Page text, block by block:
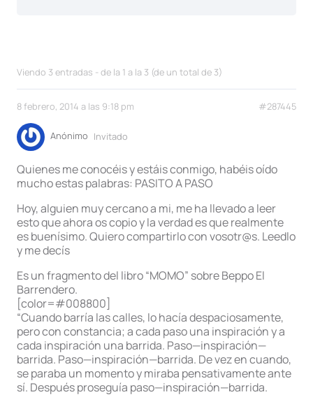
Viendo 3 entradas - de la 1 a la 3 (de un total de 3)
8 febrero, 2014 a las 9:18 pm #287445
Anónimo Invitado
Quienes me conocéis y estáis conmigo, habéis oído
mucho estas palabras: PASITO A PASO
Hoy, alguien muy cercano a mi, me ha llevado a leer
esto que ahora os copio y la verdad es que realmente
es buenísimo. Quiero compartirlo con vosotr@s. Leedlo
y me decís
Es un fragmento del libro “MOMO” sobre Beppo El
Barrendero.
[color=#008800]
“Cuando barría las calles, lo hacía despaciosamente,
pero con constancia; a cada paso una inspiración y a
cada inspiración una barrida. Paso—inspiración—
barrida. Paso—inspiración—barrida. De vez en cuando,
se paraba un momento y miraba pensativamente ante
sí. Después proseguía paso—inspiración—barrida.